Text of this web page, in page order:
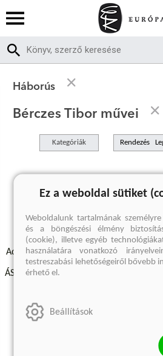
Háborús
Bérczes Tibor művei
Kategóriák Rendezés
A keresett
Adatvédelmi szabályzatok Elállási
ÁSZF - Vásárlási feltételek
Szállítási információk
Ez a weboldal sütiket
Weboldalunk tartalmának
és a böngészési élmény
(cookie), illetve egyéb
használatára vonatkozó
testreszabási lehetőségeiről bővebb
érhető el.
Beállítások